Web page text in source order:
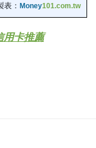
表： Money101.com.tw
用卡推薦